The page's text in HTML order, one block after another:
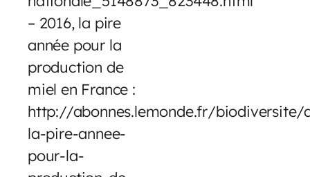
– 2016, la pire
année pour la
production de
miel en France :
http://abonnes.lemonde.fr/
la-pire-annee-
pour-la-